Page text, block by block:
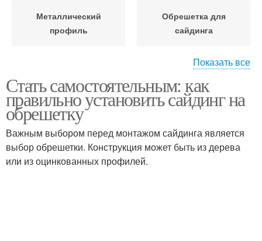
Металлический
профиль
Обрешетка для
сайдинга
цокольного сайдинга
Сайдинг для обрешетки
Сайдинг на обрешетке
Показать все
Стать самостоятельным: как
правильно установить сайдинг на
обрешетку
Важным выбором перед монтажом сайдинга является
выбор обрешетки. Конструкция может быть из дерева
или из оцинкованных профилей.